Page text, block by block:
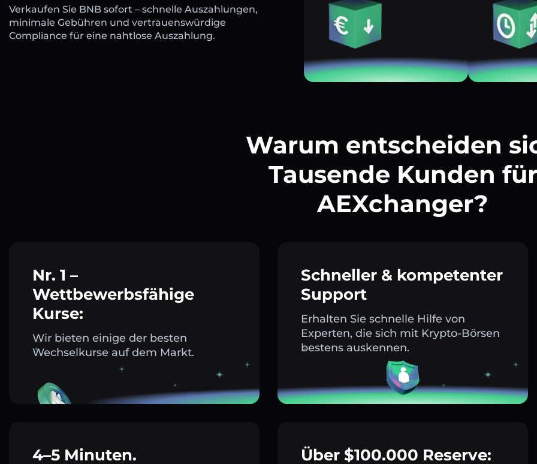
Verkaufen Sie BNB sofort – schnelle Auszahlungen,
minimale Gebühren und vertrauenswürdige
Compliance für eine nahtlose Auszahlung.
Warum entscheiden
Tausende Kunden für
AEXchanger?
Nr. 1 –
Wettbewerbsfähige
Kurse:
Wir bieten einige der besten
Wechselkurse auf dem Markt.
Schneller & kompetenter
Support
Erhalten Sie schnelle Hilfe von
Experten, die sich mit Krypto-Börsen
bestens auskennen.
4–5 Minuten. Über $100.000 Reserve: